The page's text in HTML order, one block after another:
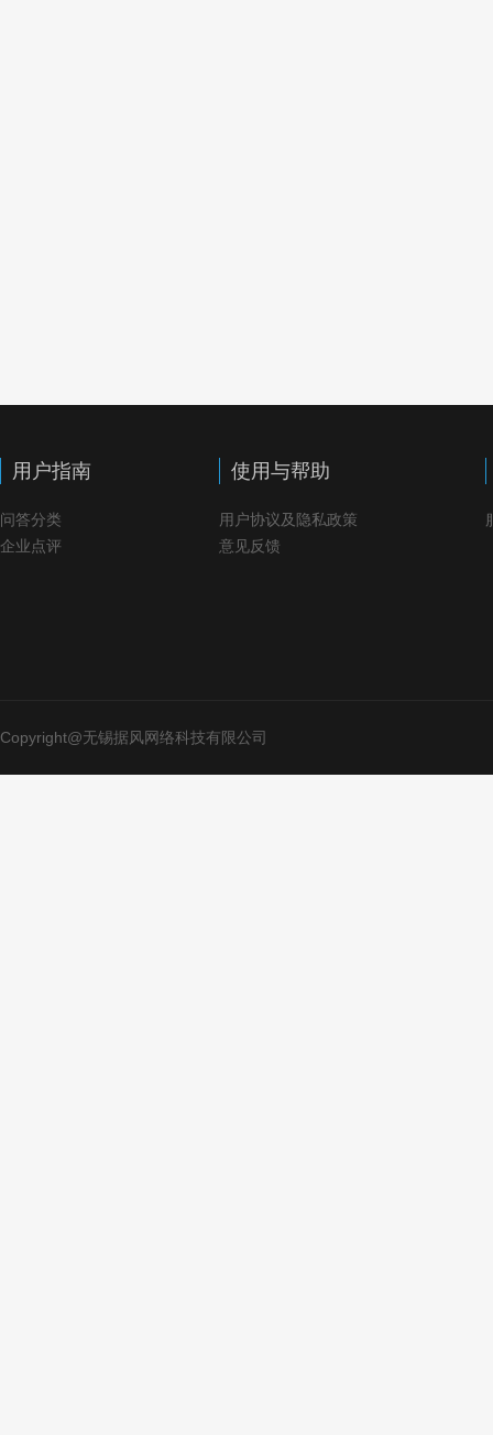
用户指南
问答分类
企业点评
使用与帮助
用户协议及隐私政策
意见反馈
Copyright@无锡据风网络科技有限公司